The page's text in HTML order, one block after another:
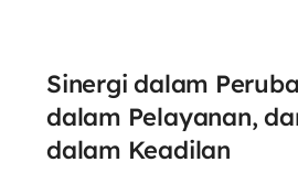
Sinergi dalam
dalam Pelayanan,
dalam Keadilan